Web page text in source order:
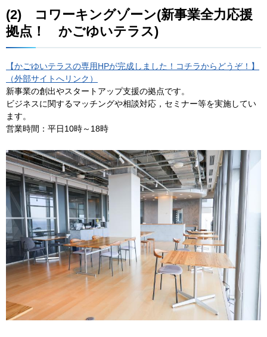
(2) コ ワーキングゾーン(新事業全力応援
拠点！
かごゆいテラス)
【かごゆいテラスの専用HPが完成しました！コチラからどうぞ！】
（外部サイトへリンク）
新事業の創出やスタートアップ支援の拠点です。
ビジネスに関するマッチングや相談対応，セミナー等を実施してい
ます。
営業時間：平日10時～18時